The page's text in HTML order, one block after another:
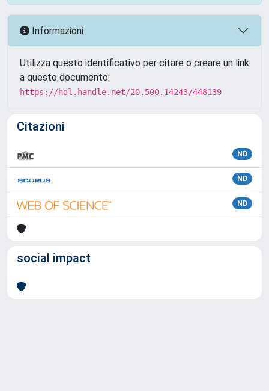
Informazioni
Utilizza questo identificativo per citare o creare un link
a questo documento:
https://hdl.handle.net/20.500.14243/448139
Citazioni
ND
ND
ND
social impact